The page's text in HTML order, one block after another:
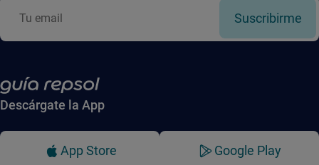
Suscribirme
Descárgate la App
App Store Google Play